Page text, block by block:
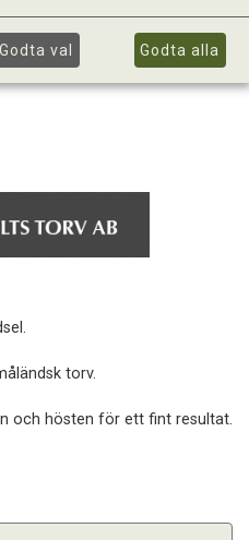
torv.
och hösten för ett fint resultat.
Godta val Godta alla